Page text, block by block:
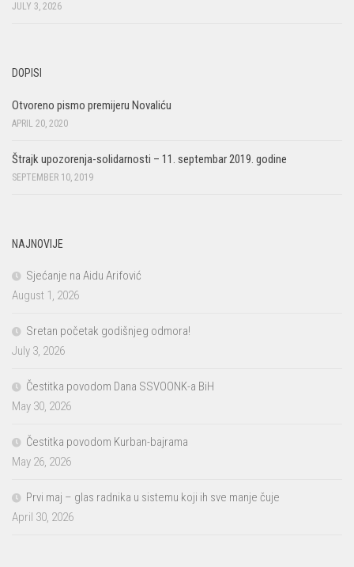
JULY 3, 2026
DOPISI
Otvoreno pismo premijeru Novaliću
APRIL 20, 2020
Štrajk upozorenja-solidarnosti – 11. septembar 2019. godine
SEPTEMBER 10, 2019
NAJNOVIJE
Sjećanje na Aidu Arifović
August 1, 2026
Sretan početak godišnjeg odmora!
July 3, 2026
Čestitka povodom Dana SSVOONK-a BiH
May 30, 2026
Čestitka povodom Kurban-bajrama
May 26, 2026
Prvi maj – glas radnika u sistemu koji ih sve manje čuje
April 30, 2026